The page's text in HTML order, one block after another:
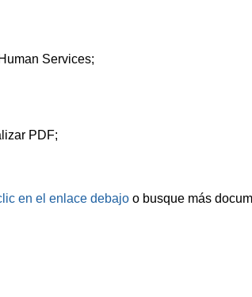
Services;
PDF;
en el enlace debajo o busque más